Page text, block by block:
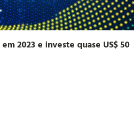
2023 e investe quase US$ 50